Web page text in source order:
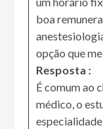
boa
opção que
Resposta :
É comum ao
médico, o